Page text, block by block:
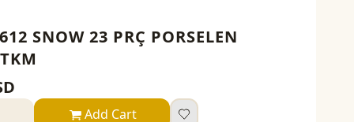
SNOW 23 PRÇ PORSELEN
Add Cart